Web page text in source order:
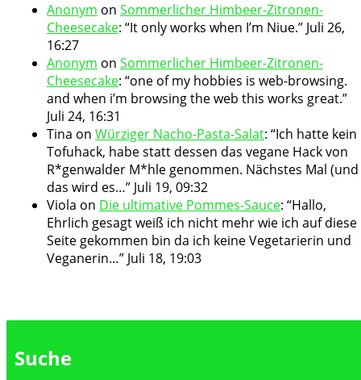
Anonym on Sommerlicher Himbeer-Zitronen-
Cheesecake: “It only works when I’m Niue.” Juli 26,
16:27
Anonym on Sommerlicher Himbeer-Zitronen-
Cheesecake: “one of my hobbies is web-browsing.
and when i’m browsing the web this works great.”
Juli 24, 16:31
Tina on Würziger Nacho-Pasta-Salat: “Ich hatte kein
Tofuhack, habe statt dessen das vegane Hack von
R*genwalder M*hle genommen. Nächstes Mal (und
das wird es…” Juli 19, 09:32
Viola on Die ultimative Pommes-Sauce: “Hallo,
Ehrlich gesagt weiß ich nicht mehr wie ich auf diese
Seite gekommen bin da ich keine Vegetarierin und
Veganerin…” Juli 18, 19:03
Suche